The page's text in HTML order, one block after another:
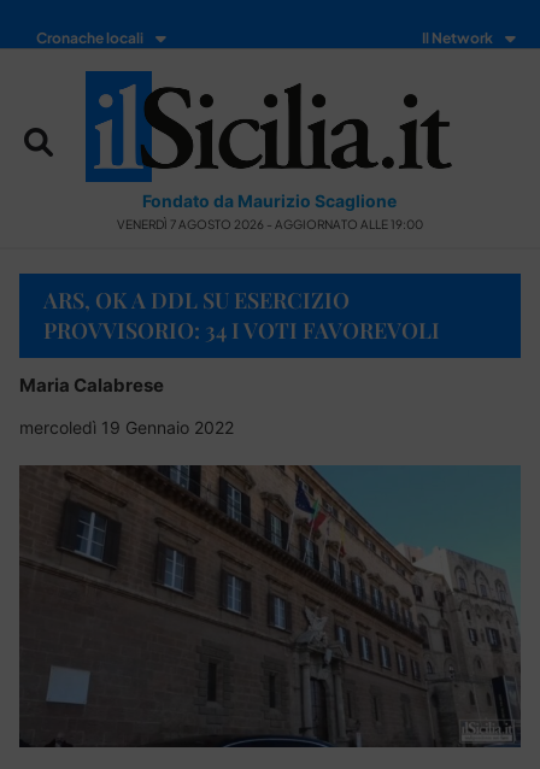
Cronache locali Il Network
Fondato da Maurizio Scaglione
VENERDÌ 7 AGOSTO 2026 - AGGIORNATO ALLE 19:00
ARS, OK A DDL SU ESERCIZIO
PROVVISORIO: 34 I VOTI FAVOREVOLI
Maria Calabrese
mercoledì 19 Gennaio 2022